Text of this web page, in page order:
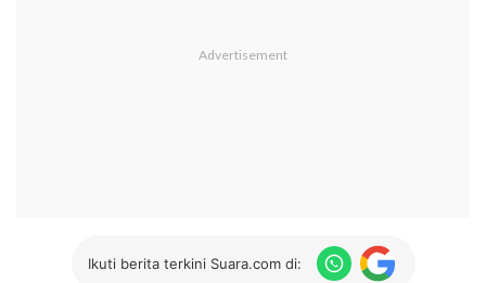
Ikuti berita terkini Suara.com di: